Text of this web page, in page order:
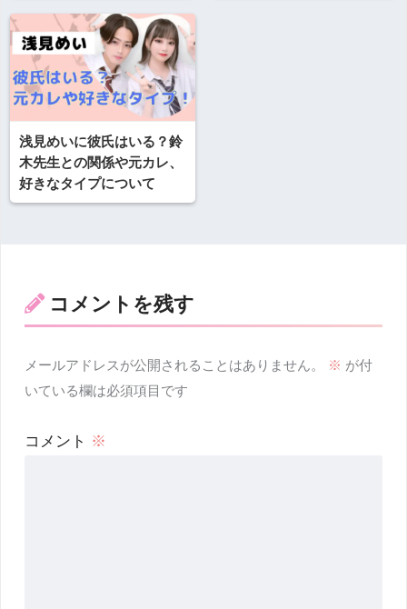
浅見めいに彼氏はいる？鈴
木先生との関係や元カレ、
好きなタイプについて
コメントを残す
メールアドレスが公開されることはありません。 ※ が付
いている欄は必須項目です
コメント ※